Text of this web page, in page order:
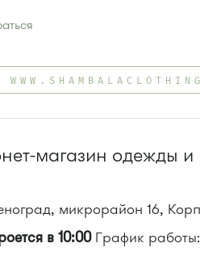
11, 29.
№ 721м
магазин одежды
микрорайон 16,
в 10:00График работы: